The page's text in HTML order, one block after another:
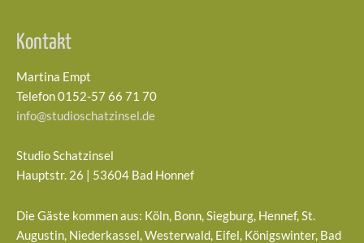
Kontakt
Martina Empt
Telefon 0152-57 66 71 70
info@studioschatzinsel.de
Studio Schatzinsel
Hauptstr. 26 | 53604 Bad Honnef
Die Gäste kommen aus: Köln, Bonn, Siegburg, Hennef, St.
Augustin, Niederkassel, Westerwald, Eifel, Königswinter, Bad